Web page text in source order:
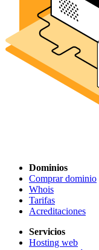
Dominios
Comprar dominio
Whois
Tarifas
Acreditaciones
Servicios
Hosting web